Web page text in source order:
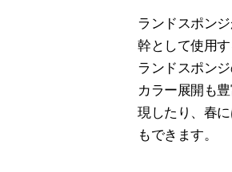
ランドスポン
幹として使用
ランドスポン
カラー展開も
現したり、春
もできます。